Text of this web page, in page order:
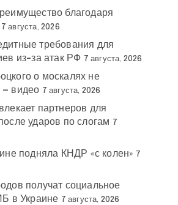
благодаря
7 августа, 2026
требования для
из-за атак РФ 7 августа, 2026
о москалях не
видео 7 августа, 2026
партнеров для
ударов по слогам 7
подняла КНДР «с колен» 7
получат социальное
в Украине 7 августа, 2026